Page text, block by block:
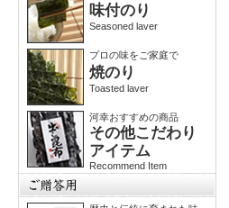
味付のり
Seasoned laver
プロの味をご家庭で
焼のり
Toasted laver
河幸おすすめの商品
その他こだわり
アイテム
Recommend Item